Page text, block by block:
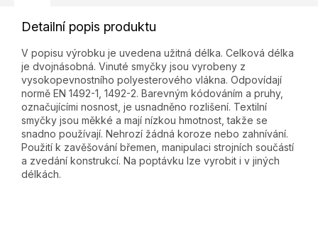
Detailní popis produktu
V popisu výrobku je uvedena užitná délka. Celková délka
je dvojnásobná. Vinuté smyčky jsou vyrobeny z
vysokopevnostního polyesterového vlákna. Odpovídají
normě EN 1492-1, 1492-2. Barevným kódováním a pruhy,
označujícími nosnost, je usnadněno rozlišení. Textilní
smyčky jsou měkké a mají nízkou hmotnost, takže se
snadno používají. Nehrozí žádná koroze nebo zahnívání.
Použití k zavěšování břemen, manipulaci strojních součástí
a zvedání konstrukcí. Na poptávku lze vyrobit i v jiných
délkách.